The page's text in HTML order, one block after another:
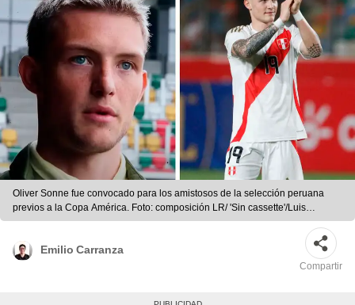
Oliver Sonne fue convocado para los amistosos de la selección peruana
previos a la Copa América. Foto: composición LR/ 'Sin cassette'/Luis
Jiménez/La República
Emilio Carranza
Compartir